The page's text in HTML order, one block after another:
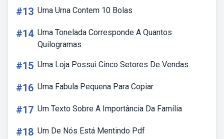
#13 Uma Urna Contem 10 Bolas
#14 Uma Tonelada Corresponde A Quantos
Quilogramas
#15 Uma Loja Possui Cinco Setores De Vendas
#16 Uma Fabula Pequena Para Copiar
#17 Um Texto Sobre A Importância Da Família
#18 Um De Nós Está Mentindo Pdf